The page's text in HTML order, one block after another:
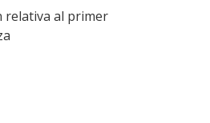
relativa al primer